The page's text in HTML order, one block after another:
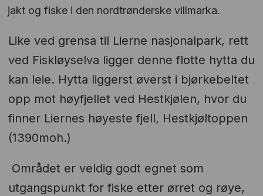
jakt og fiske i den nordtrønderske villmarka.
Like ved grensa til Lierne nasjonalpark, rett
ved Fiskløyselva ligger denne flotte hytta du
kan leie. Hytta liggerst øverst i bjørkebeltet
opp mot høyfjellet ved Hestkjølen, hvor du
finner Liernes høyeste fjell, Hestkjøltoppen
(1390moh.)
Området er veldig godt egnet som
utgangspunkt for fiske etter ørret og røye,